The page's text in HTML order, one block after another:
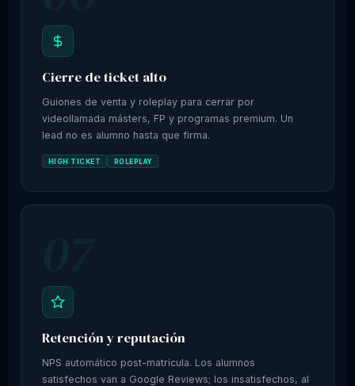
Cierre de ticket alto
Guiones de venta y roleplay para cerrar por
videollamada másters, FP y programas premium. Un
lead no es alumno hasta que firma.
HIGH TICKET ROLEPLAY
Retención y reputación
NPS automático post-matrícula. Los alumnos
satisfechos van a Google Reviews; los insatisfechos, al